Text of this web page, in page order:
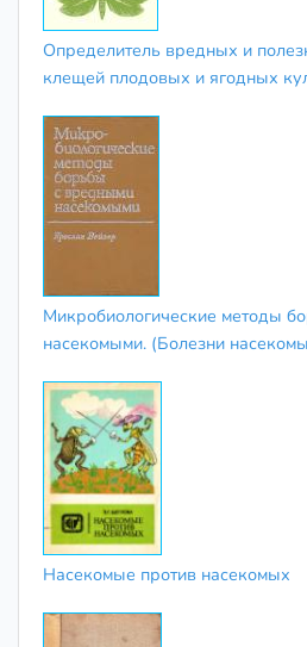
Определитель вредных и
клещей плодовых и ягодных
Микробиологические методы
насекомыми. (Болезни
Насекомые против насекомых